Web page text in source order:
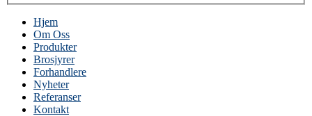
Hjem
Om Oss
Produkter
Brosjyrer
Forhandlere
Nyheter
Referanser
Kontakt